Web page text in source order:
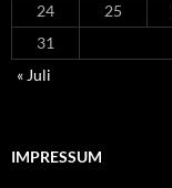
24
25
31
« Juli
IMPRESSUM